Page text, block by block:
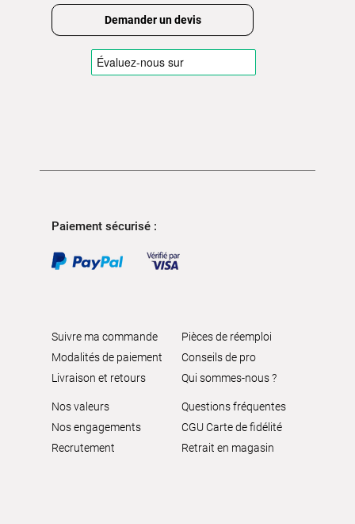
Demander un devis
Paiement sécurisé :
Suivre ma commande
Modalités de paiement
Livraison et retours
Pièces de réemploi
Conseils de pro
Qui sommes-nous ?
Nos valeurs
Nos engagements
Recrutement
Questions fréquentes
CGU Carte de fidélité
Retrait en magasin